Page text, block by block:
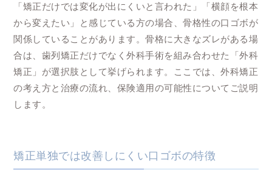
「矯正だけでは変化が出にくいと言われた」「横顔を根本
から変えたい」と感じている方の場合、骨格性の口ゴボが
関係していることがあります。骨格に大きなズレがある場
合は、歯列矯正だけでなく外科手術を組み合わせた「外科
矯正」が選択肢として挙げられます。ここでは、外科矯正
の考え方と治療の流れ、保険適用の可能性についてご説明
します。
矯正単独では改善しにくい口ゴボの特徴